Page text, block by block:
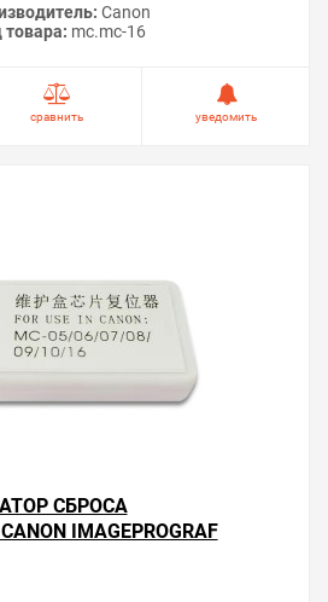
Canon
товара: mc.mc-16
сравнить уведомить
СБРОСА
IMAGEPROGRAF